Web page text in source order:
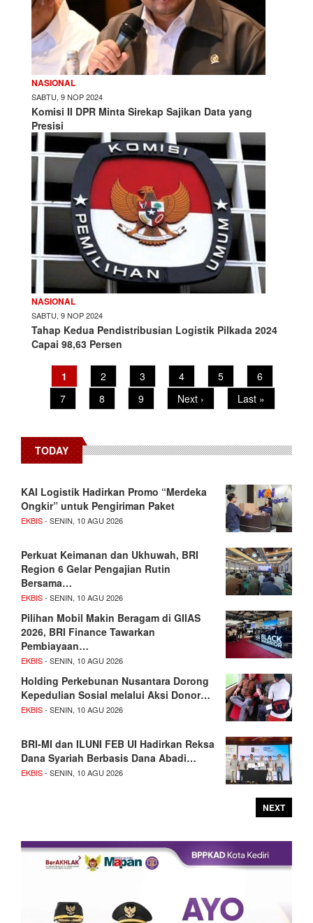
NASIONAL
SABTU, 9 NOP 2024
Komisi II DPR Minta Sirekap Sajikan Data yang
Presisi
NASIONAL
SABTU, 9 NOP 2024
Tahap Kedua Pendistribusian Logistik Pilkada 2024
Capai 98,63 Persen
PaginationCurrent
page
1 Page
2 Page
3 Page
4 Page
5 Page
6
Page
7 Page
8 Page
9
Next
page
Next ›
Last
page
Last »
TODAY
KAI Logistik Hadirkan Promo “Merdeka
Ongkir” untuk Pengiriman Paket
EKBIS- SENIN, 10 AGU 2026
Perkuat Keimanan dan Ukhuwah, BRI
Region 6 Gelar Pengajian Rutin
Bersama…
EKBIS- SENIN, 10 AGU 2026
Pilihan Mobil Makin Beragam di GIIAS
2026, BRI Finance Tawarkan
Pembiayaan…
EKBIS- SENIN, 10 AGU 2026
Holding Perkebunan Nusantara Dorong
Kepedulian Sosial melalui Aksi Donor…
EKBIS- SENIN, 10 AGU 2026
BRI-MI dan ILUNI FEB UI Hadirkan Reksa
Dana Syariah Berbasis Dana Abadi…
EKBIS- SENIN, 10 AGU 2026
NEXT